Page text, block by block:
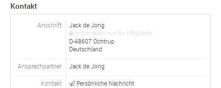
Kontakt
Anschrift
Jack de Jong
Information nur für Mitglieder
D-48607 Ochtrup
Deutschland
Ansprechpartner Jack de Jong
Kontakt Persönliche Nachricht